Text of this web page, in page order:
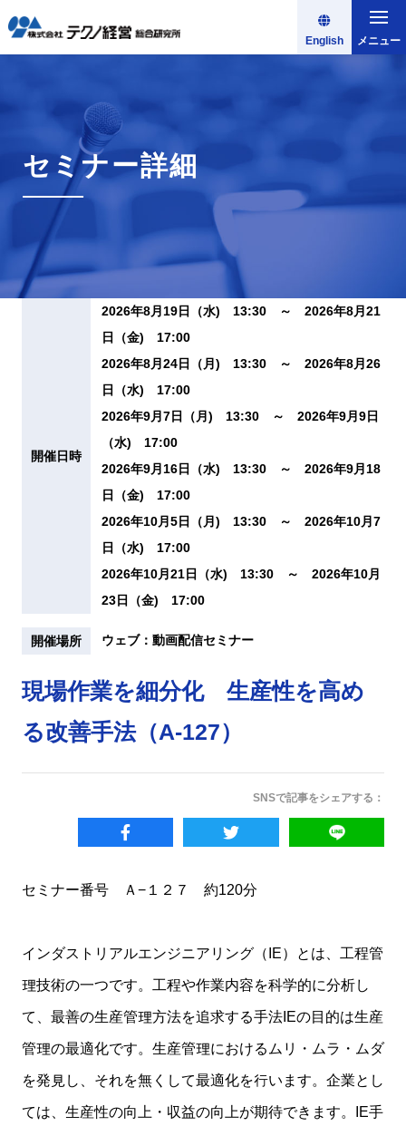
English メニュー
セミナー詳細
開催日時
2026年8月19日（水) 13:30 ～ 2026年8月21
日（金) 17:00
2026年8月24日（月) 13:30 ～ 2026年8月26
日（水) 17:00
2026年9月7日（月) 13:30 ～ 2026年9月9日
（水) 17:00
2026年9月16日（水) 13:30 ～ 2026年9月18
日（金) 17:00
2026年10月5日（月) 13:30 ～ 2026年10月7
日（水) 17:00
2026年10月21日（水) 13:30 ～ 2026年10月
23日（金) 17:00
開催場所 ウェブ：動画配信セミナー
現場作業を細分化 生産性を高め
る改善手法（A-127）
SNSで記事をシェアする：
セミナー番号 Ａ−１２７ 約120分
インダストリアルエンジニアリング（IE）とは、工程管
理技術の一つです。工程や作業内容を科学的に分析し
て、最善の生産管理方法を追求する手法IEの目的は生産
管理の最適化です。生産管理におけるムリ・ムラ・ムダ
を発見し、それを無くして最適化を行います。企業とし
ては、生産性の向上・収益の向上が期待できます。IE手